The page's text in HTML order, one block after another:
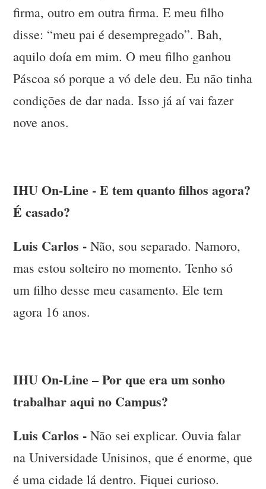
firma, outro em outra firma. E meu filho
disse: “meu pai é desempregado”. Bah,
aquilo doía em mim. O meu filho ganhou
Páscoa só porque a vó dele deu. Eu não tinha
condições de dar nada. Isso já aí vai fazer
nove anos.
IHU On-Line - E tem quanto filhos agora?
É casado?
Luis Carlos - Não, sou separado. Namoro,
mas estou solteiro no momento. Tenho só
um filho desse meu casamento. Ele tem
agora 16 anos.
IHU On-Line – Por que era um sonho
trabalhar aqui no Campus?
Luis Carlos - Não sei explicar. Ouvia falar
na Universidade Unisinos, que é enorme, que
é uma cidade lá dentro. Fiquei curioso.